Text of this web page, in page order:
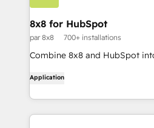
8x8 for HubSpot
par 8x8 700+ installations
Combine 8x8 and HubSpot
Application